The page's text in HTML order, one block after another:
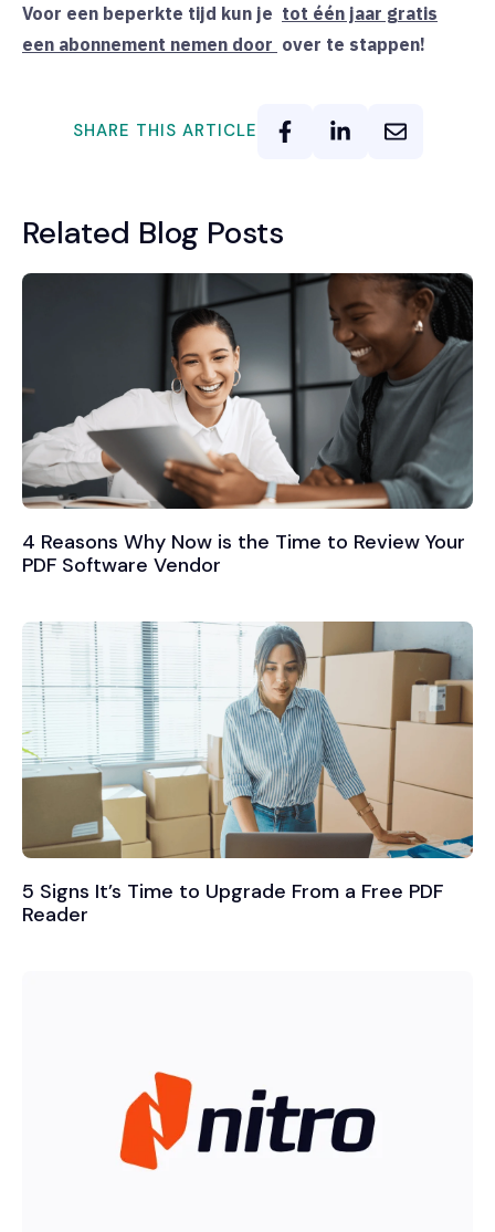
Voor een beperkte tijd kun je tot één jaar gratis
een abonnement nemen door over te stappen!
SHARE THIS ARTICLE
Related Blog Posts
4 Reasons Why Now is the Time to Review Your
PDF Software Vendor
5 Signs It’s Time to Upgrade From a Free PDF
Reader